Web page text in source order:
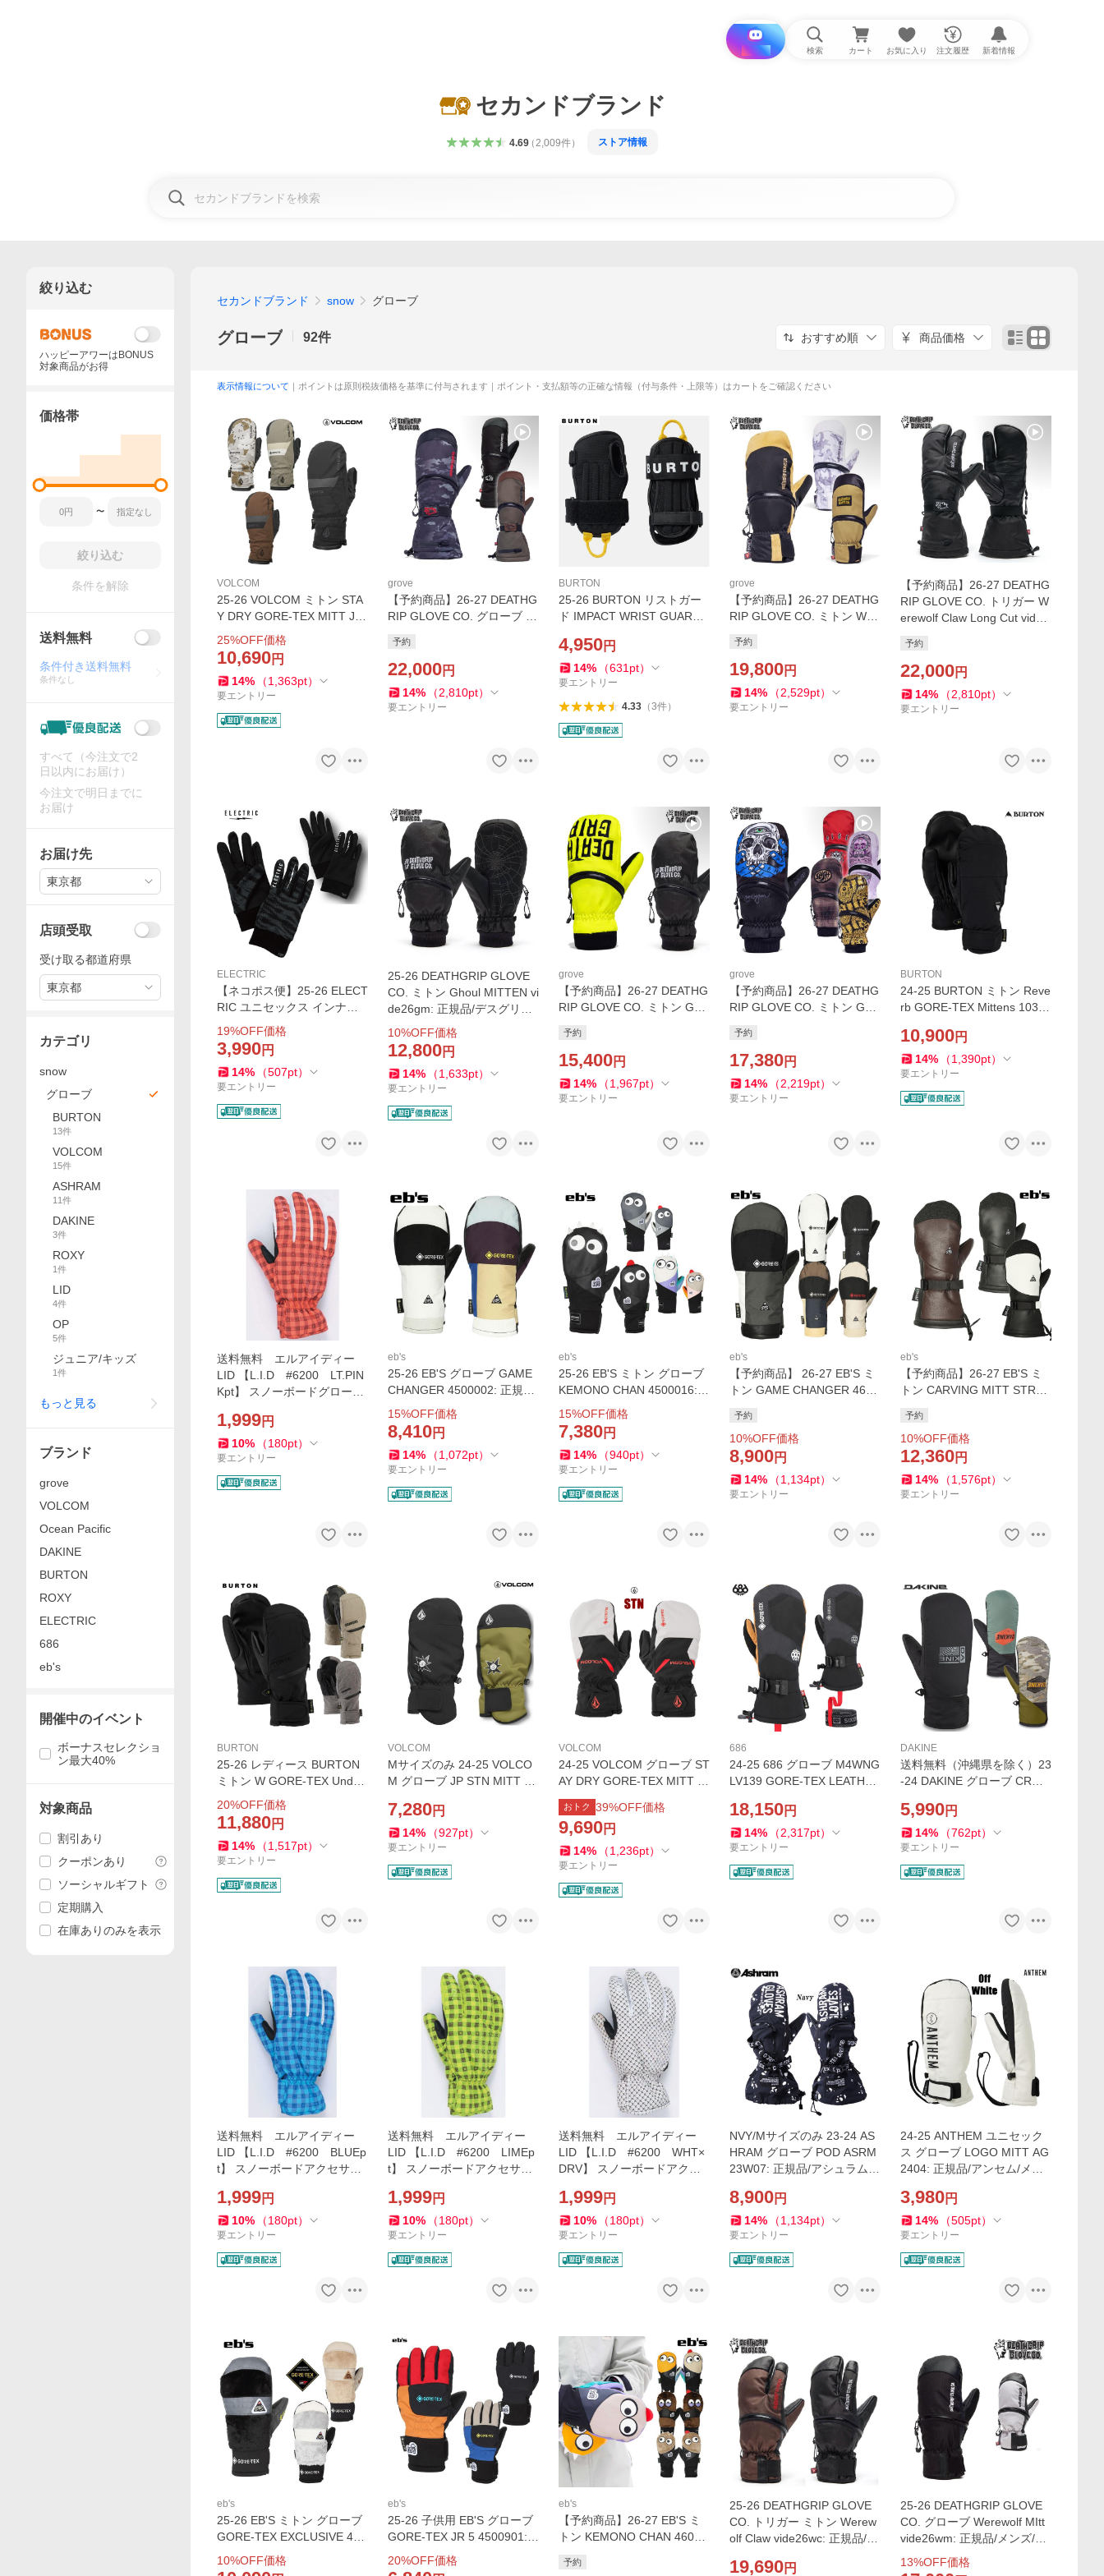
i と探す 検索 カート お気に入り 注文履歴 新着情報
セカンドブランド
4.69（ 2,009件） ストア情報
セカンドブランド snow グローブ
グローブ 92件 おすすめ順 商品価格
表示情報について ｜ポイントは原則税抜価格を基準に付与されます｜ポイント・支払額等の正確な情報（付与条件・上限等）はカートをご確認ください
VOLCOM
25-26 VOLCOM ミトン STA
Y DRY GORE-TEX MITT J68
52605: 正規品/ゴアテックス/
メンズ/スノーボード/ボルコ
ム/スノー手袋/スノボ/ミット/
グローブ/snow
25%OFF価格
10,690円
14% （1,363pt）
要エントリー
grove
【予約商品】26-27 DEATHG
RIP GLOVE CO. グローブ W
wml: 正規品/メンズ/ミット/
スノーボード/デスグリップ/
スノボ
予約
22,000円
14% （2,810pt）
要エントリー
BURTON
25-26 BURTON リストガー
ド IMPACT WRIST GUARD
品/バートン/スノーボード/プ
ロテクション/メンズ/手首/ca
t-snow
4,950円
14% （631 pt）
要エントリー
4.33（3件）
grove
【予約商品】26-27 DEATHG
RIP GLOVE CO. ミトン Wer
手袋/グローブ/メンズ/ミット/
スノーボード/デスグリップ/
スノボ/snow
予約
19,800円
14% （2,529pt）
要エントリー
【予約商品】26-27 DEATHG
RIP GLOVE CO. トリガー W
erewolf Claw Long Cut vide2
メンズ/ミット/スノボー/デス
グリップ/スノボ/snow
予約
22,000円
14% （2,810pt）
要エントリー
ELECTRIC
【ネコポス便】25-26 ELECT
RIC ユニセックス インナー
グローブ EA97 INNER GLOV
E：正規品/エレクトリック/
エレク/手袋/スキー/スノーボ
ード/スノボ/snow
19%OFF価格
3,990円
14% （507pt）
要エントリー
25-26 DEATHGRIP GLOVE
CO. ミトン Ghoul MITTEN vi
de26gm: 正規品/デスグリッ
プ/メンズ/ミット/スノボー/デ
ス ミトン/スノボ/snow
10%OFF価格
12,800円
14% （1,633pt）
要エントリー
grove
【予約商品】26-27 DEATHG
RIP GLOVE CO. ミトン Gho
品/グローブ/手袋/メンズ/ミッ
ト/スノーボード/デスグリッ
プ/スノボ/snow
予約
15,400円
14% （1,967pt）
要エントリー
grove
【予約商品】26-27 DEATHG
RIP GLOVE CO. ミトン Gho
品/手袋/メンズ/ミット/グロー
ブ/スノボー/デスグリップ/ス
ノボ/snow
予約
17,380円
14% （2,219pt）
要エントリー
BURTON
24-25 BURTON ミトン Reve
rb GORE-TEX Mittens 10340
ローブ/バートン/手袋/男性/ば
ーとん/メンズ/スノボ/ミット/
ミトン/snow
10,900円
14% （1,390pt）
要エントリー
送料無料 エルアイディー
LID 【L.I.D #6200 LT.PIN
Kpt】 スノーボードグロー
ル*sl40〜sw*
1,999円
10% （180pt）
要エントリー
eb's
25-26 EB'S グローブ GAME
CHANGER 4500002: 正規品/
エビス/ユニセックス/スノー
ボード/ミトン/ミット/ゴアテ
ックス/snow
15%OFF価格
8,410円
14% （1,072pt）
要エントリー
eb's
25-26 EB'S ミトン グローブ
KEMONO CHAN 4500016:
正規品/エビス/ケモノチャン/
スノボ/スノボミトン/ミット/
ボード 手袋/snow
15%OFF価格
7,380円
14% （940pt）
要エントリー
eb's
【予約商品】 26-27 EB'S ミ
トン GAME CHANGER 4600
ディース/スノボー/スノボ/グ
ローブ/ミット/ゴアテックス/
手袋/snow
予約
10%OFF価格
8,900円
14% （1,134pt）
要エントリー
eb's
【予約商品】26-27 EB'S ミ
トン CARVING MITT STRO
ザー/ロングカフス/エビス/メ
ンズ/レディース/スノボー/グ
ローブ/ミット/手袋/snow
予約
10%OFF価格
12,360円
14% （1,576pt）
要エントリー
BURTON
25-26 レディース BURTON
ミトン W GORE-TEX Under
mitt 10395109 1039519: 正
規品/ゴアテックス/女性用/ス
ノボー/スノーボード/バート
ン/スノボ/グローブ
20%OFF価格
11,880円
14% （1,517pt）
要エントリー
VOLCOM
Mサイズのみ 24-25 VOLCO
M グローブ JP STN MITT J6
ボー/手袋/スノーボード/ボル
コム/スノボ/ミット/ミトン/ぼ
るこむ/snow
7,280円
14% （927pt）
要エントリー
VOLCOM
24-25 VOLCOM グローブ ST
AY DRY GORE-TEX MITT J6
852505: 正規品/メンズ/ゴア
テックス/スノーボード/ボル
コム/スノボ/ミット/ミトン/s
now
おトク 39%OFF価格
9,690円
14% （1,236pt）
要エントリー
686
24-25 686 グローブ M4WNG
LV139 GORE-TEX LEATHER
正規品/メンズ/スノーボード/
スノボ/ミット/ミトン/snow
18,150円
14% （2,317pt）
要エントリー
DAKINE
送料無料（沖縄県を除く）23
-24 DAKINE グローブ CROS
規品/ミット/ミトン/ダカイン/
メンズ/スノーボード/BD237
735/snow
5,990円
14% （762pt）
要エントリー
送料無料 エルアイディー
LID 【L.I.D #6200 BLUEp
t】 スノーボードアクセサリ
ル*sl40〜sw*
1,999円
10% （180pt）
要エントリー
送料無料 エルアイディー
LID 【L.I.D #6200 LIMEp
t】 スノーボードアクセサリ
ル*sl40〜sw*
1,999円
10% （180pt）
要エントリー
送料無料 エルアイディー
LID 【L.I.D #6200 WHT×
DRV】 スノーボードアクセ
モデル*sl40〜sw*
1,999円
10% （180pt）
要エントリー
NVY/Mサイズのみ 23-24 AS
HRAM グローブ POD ASRM
23W07: 正規品/アシュラム/
ミット/スノボ/スキー/snow
8,900円
14% （1,134pt）
要エントリー
24-25 ANTHEM ユニセック
ス グローブ LOGO MITT AG
2404: 正規品/アンセム/メン
ン/snow
3,980円
14% （505pt）
要エントリー
eb's
25-26 EB'S ミトン グローブ
GORE-TEX EXCLUSIVE 450
0015: 正規品/エビス/ゴアテ
ックス/スノー ミトン/スノボ/
10%OFF価格
eb's
25-26 子供用 EB'S グローブ
GORE-TEX JR 5 4500901:
正規品/ゴアテックス/5本指/
スノー/雪遊び/防寒/エビス/ジ
20%OFF価格
eb's
【予約商品】26-27 EB'S ミ
トン KEMONO CHAN 46000
ディース/スノボー/スノーボ
予約
25-26 DEATHGRIP GLOVE
CO. トリガー ミトン Werew
olf Claw vide26wc: 正規品/メ
スノボー/デスグリップ/スノ
19,690円
25-26 DEATHGRIP GLOVE
CO. グローブ Werewolf MItt
vide26wm: 正規品/メンズ/手
袋/ミトン/ミット/スノーボー
ド/デスグリップ/スノボ/sno
13%OFF価格
絞り込む
ハッピーアワーはBONUS
対象商品がお得
価格帯
〜
絞り込む
条件を解除
送料無料
条件付き送料無料
条件なし
すべて（今注文で2
日以内にお届け）
今注文で明日までに
お届け
お届け先
東京都
店頭受取
受け取る都道府県
東京都
カテゴリ
snow
グローブ
BURTON
13件
VOLCOM
15件
ASHRAM
11件
DAKINE
3件
ROXY
1件
LID
4件
OP
5件
ジュニア/キッズ
1件
もっと見る
ブランド
grove
VOLCOM
Ocean Pacific
DAKINE
BURTON
ROXY
ELECTRIC
686
eb's
開催中のイベント
ボーナスセレクショ
ン最大40%
対象商品
割引あり
クーポンあり
ソーシャルギフト
定期購入
在庫ありのみを表示